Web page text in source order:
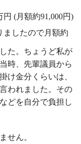
円 (月額約91,000円)
ましたので月額約
た。ちょうど私が
時、先輩議員から
け金分くらいは、
われました。その
どを自分で負担し
せん。